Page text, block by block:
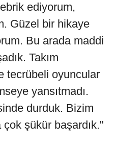
ediyorum,
Güzel bir hikaye
Bu arada maddi
Takım
tecrübeli oyuncular
yansıtmadı.
durduk. Bizim
şükür başardık."